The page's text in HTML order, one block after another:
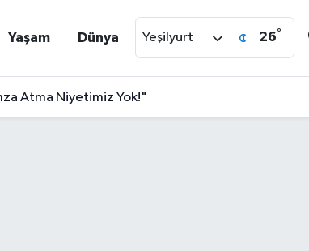
Yaşam Dünya Yeşilyurt 26°
Atma Niyetimiz Yok!"